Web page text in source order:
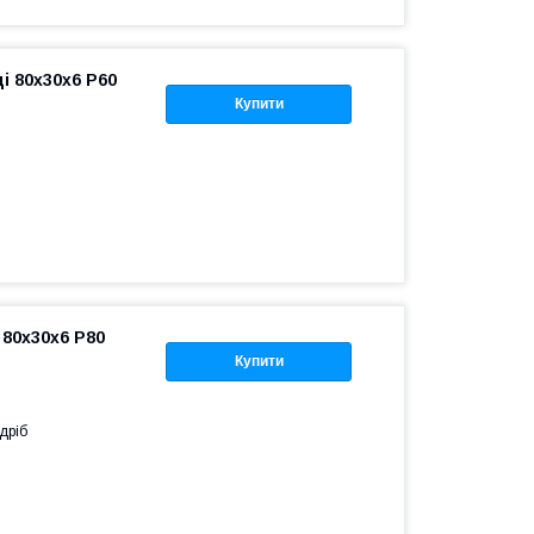
Купити
80x30x6 Р60
Купити
P80